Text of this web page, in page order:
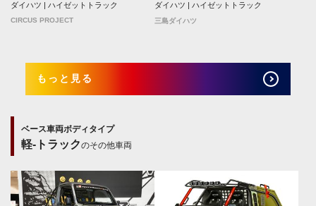
ダイハツ | ハイゼットトラック
CIRCUS PROJECT
ダイハツ | ハイゼットトラック
三島ダイハツ
もっと見る
ベース車両ボディタイプ
軽-トラックのその他車両